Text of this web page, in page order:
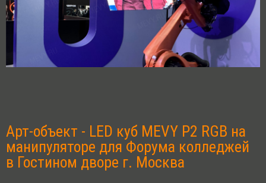
Арт-объект - LED куб MEVY P2 RGB на
манипуляторе для Форума колледжей
в Гостином дворе г. Москва